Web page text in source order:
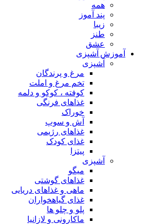
همه
پند آموز
زیبا
طنز
عشق
آموزش آشپزی
آشپزی
مرغ و پرندگان
تخم مرغ و املت
کوفته ، کوکو و دلمه
غذاهای فرنگی
خوراک
آش و سوپ
غذاهای رژیمی
غذای کودک
پیتزا
آشپزی
میگو
غذاهای گوشتی
ماهی و غذاهای دریایی
غذای گیاهخواران
پلو و چلو ها
ماکارونی و لازانیا